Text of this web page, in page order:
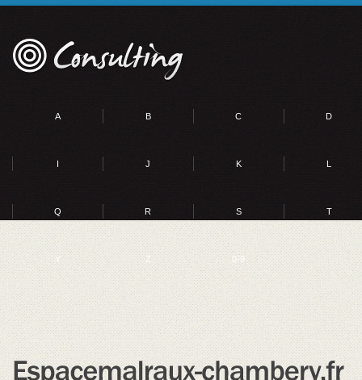
A B C D
I J K L
Q R S T
Y Z 0-9